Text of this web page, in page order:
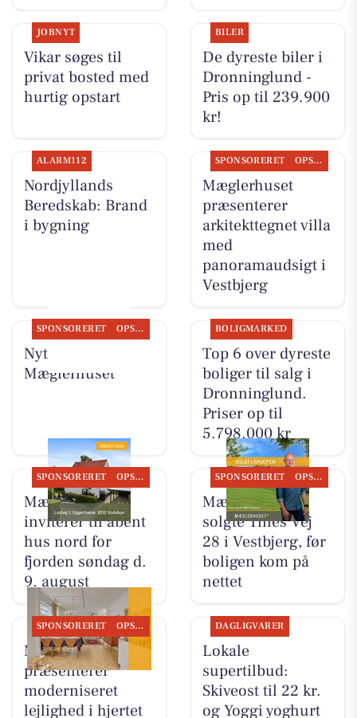
JOBNYT
Vikar søges til
privat bosted med
hurtig opstart
BILER
De dyreste biler i
Dronninglund -
Pris op til 239.900
kr!
ALARM112
Nordjyllands
Beredskab: Brand
i bygning
SPONSORERET OPSLAGSTAVLEN
Mæglerhuset
præsenterer
arkitekttegnet villa
med
panoramaudsigt i
Vestbjerg
SPONSORERET OPSLAGSTAVLEN
Nyt fra
Mæglerhuset
BOLIGMARKED
Top 6 over dyreste
boliger til salg i
Dronninglund.
Priser op til
5.798.000 kr
SPONSORERET OPSLAGSTAVLEN
Mæglerhuset
inviterer til åbent
hus nord for
fjorden søndag d.
9. august
SPONSORERET OPSLAGSTAVLEN
Mæglerhuset
solgte Tines Vej
28 i Vestbjerg, før
boligen kom på
nettet
SPONSORERET OPSLAGSTAVLEN
Mæglerhuset
præsenterer
moderniseret
lejlighed i hjertet
DAGLIGVARER
Lokale
supertilbud:
Skiveost til 22 kr.
og Yoggi yoghurt